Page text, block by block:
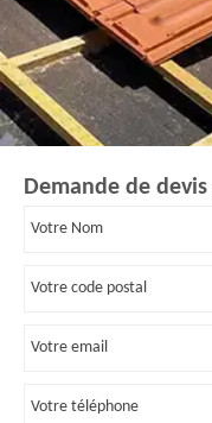
Demande de